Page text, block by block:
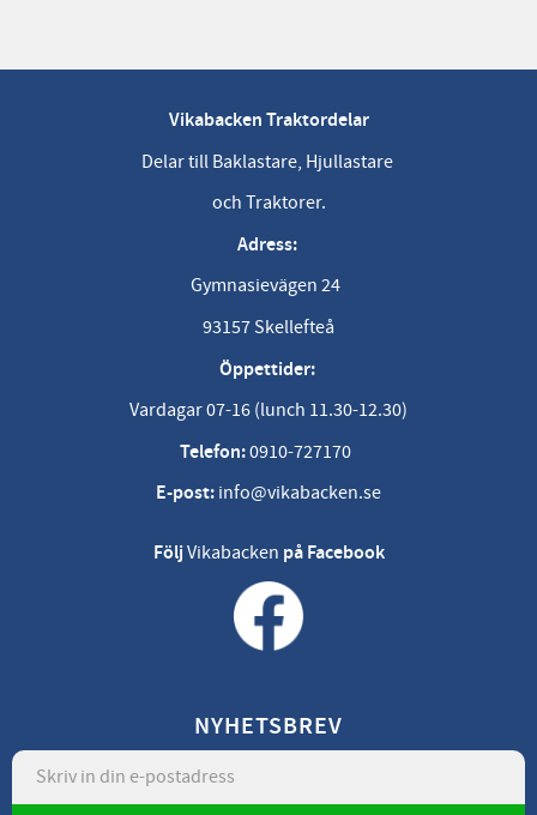
Vikabacken Traktordelar
Delar till Baklastare, Hjullastare
och Traktorer.
Adress:
Gymnasievägen 24
93157 Skellefteå
Öppettider:
Vardagar 07-16 (lunch 11.30-12.30)
Telefon:0910-727170
E-post: info@vikabacken.se
FöljVikabacken på Facebook
NYHETSBREV